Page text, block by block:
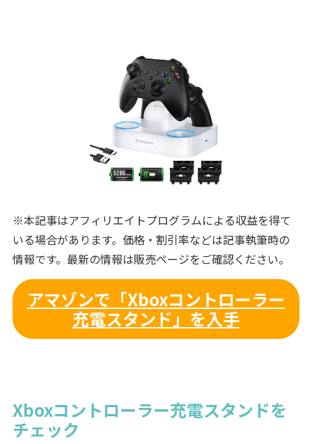
※本記事はアフィリエイトプログラムによる収益を得て
いる場合があります。価格・割引率などは記事執筆時の
情報です。最新の情報は販売ページをご確認ください。
アマゾンで「Xboxコントローラー
充電スタンド」を入手
Xboxコントローラー充電スタンドを
チェック